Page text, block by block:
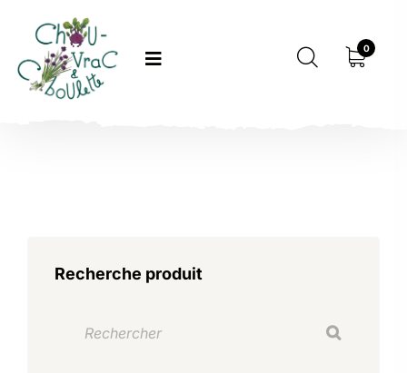
0
Recherche produit